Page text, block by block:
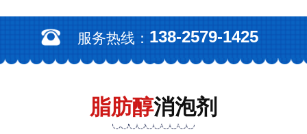
服务热线： 138-2579-1425
脂肪醇消泡剂